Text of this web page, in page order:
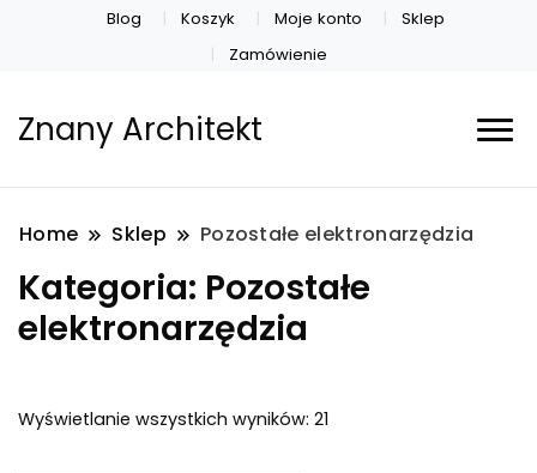
Blog Koszyk Moje konto
Sklep
Zamówienie
Znany Architekt
Home Sklep Pozostałe elektronarzędzia
Kategoria: Pozostałe
elektronarzędzia
Wyświetlanie wszystkich wyników: 21